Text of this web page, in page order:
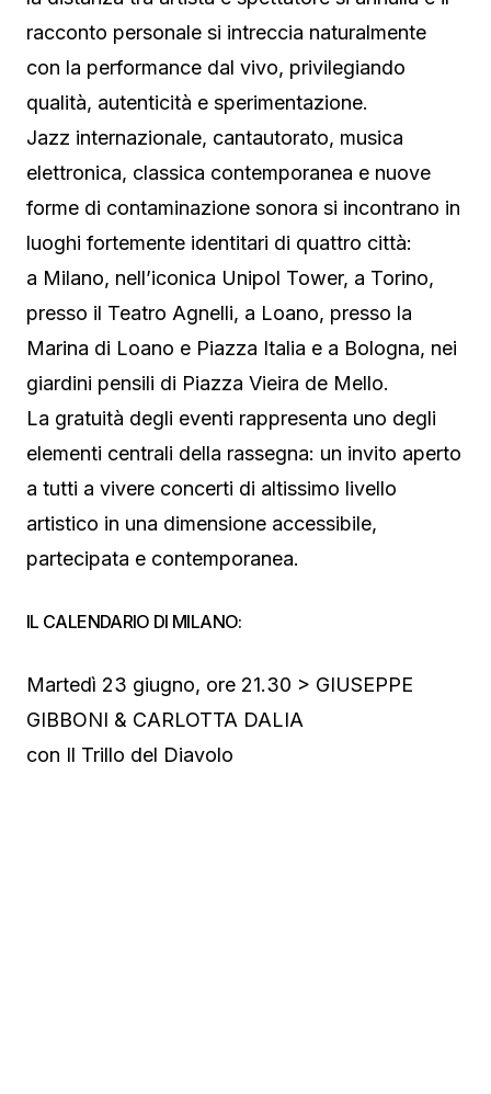
racconto personale si intreccia naturalmente
con la performance dal vivo, privilegiando
qualità, autenticità e sperimentazione.
Jazz internazionale, cantautorato, musica
elettronica, classica contemporanea e nuove
forme di contaminazione sonora si incontrano in
luoghi fortemente identitari di quattro città:
a Milano, nell’iconica Unipol Tower, a Torino,
presso il Teatro Agnelli, a Loano, presso la
Marina di Loano e Piazza Italia e a Bologna, nei
giardini pensili di Piazza Vieira de Mello.
La gratuità degli eventi rappresenta uno degli
elementi centrali della rassegna: un invito aperto
a tutti a vivere concerti di altissimo livello
artistico in una dimensione accessibile,
partecipata e contemporanea.
IL CALENDARIO DI MILANO:
Martedì 23 giugno, ore 21.30 > GIUSEPPE
GIBBONI & CARLOTTA DALIA
con Il Trillo del Diavolo